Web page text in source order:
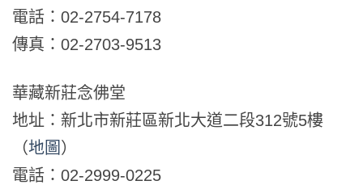
電話：02-2754-7178
傳真：02-2703-9513
華藏新莊念佛堂
地址：新北市新莊區新北大道二段312號5樓
（地圖 ）
電話：02-2999-0225